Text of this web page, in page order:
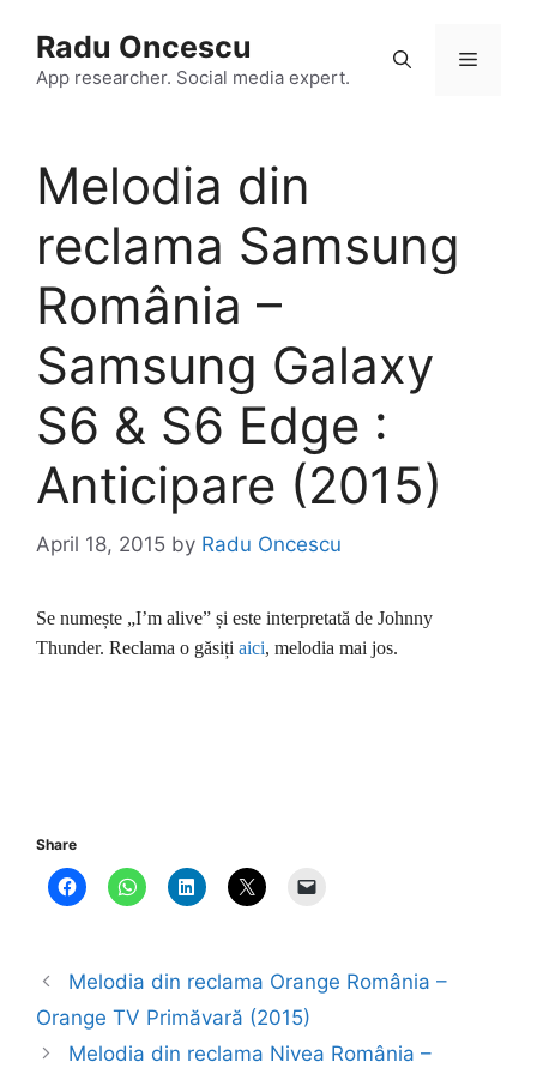
content
Radu Oncescu
App researcher. Social media expert.
Menu
Melodia din
reclama Samsung
România –
Samsung Galaxy
S6 & S6 Edge :
Anticipare (2015)
April 18, 2015 by Radu Oncescu
Se numește „I’m alive” și este interpretată de Johnny
Thunder. Reclama o găsiți aici, melodia mai jos.
Share
Melodia din reclama Orange România –
Orange TV Primăvară (2015)
Melodia din reclama Nivea România –